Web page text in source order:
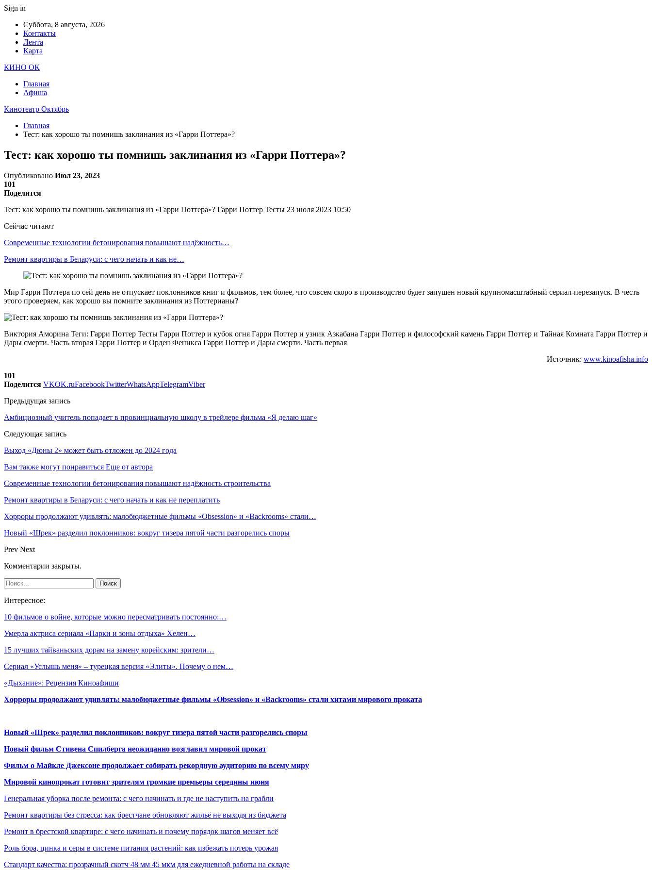
Sign in
Суббота, 8 августа, 2026
Контакты
Лента
Карта
КИНО ОК
Главная
Афиша
Кинотеатр Октябрь
Главная
Тест: как хорошо ты помнишь заклинания из «Гарри Поттера»?
Тест: как хорошо ты помнишь заклинания из «Гарри Поттера»?
Опубликовано Июл 23, 2023
101
Поделится
Тест: как хорошо ты помнишь заклинания из «Гарри Поттера»? Гарри Поттер Тесты 23 июля 2023 10:50
Сейчас читают
Современные технологии бетонирования повышают надёжность…
Ремонт квартиры в Беларуси: с чего начать и как не…
Мир Гарри Поттера по сей день не отпускает поклонников книг и фильмов, тем более, что совсем скоро в производство будет запущен новый крупномасштабный сериал-перезапуск. В честь
этого проверяем, как хорошо вы помните заклинания из Поттерианы?
Виктория Аморина Теги: Гарри Поттер Тесты Гарри Поттер и кубок огня Гарри Поттер и узник Азкабана Гарри Поттер и философский камень Гарри Поттер и Тайная Комната Гарри Поттер и
Дары смерти. Часть вторая Гарри Поттер и Орден Феникса Гарри Поттер и Дары смерти. Часть первая
Источник: www.kinoafisha.info
101
Поделится VKOK.ruFacebookTwitterWhatsAppTelegramViber
Предыдущая запись
Амбициозный учитель попадает в провинциальную школу в трейлере фильма «Я делаю шаг»
Следующая запись
Выход «Дюны 2» может быть отложен до 2024 года
Вам также могут понравиться Еще от автора
Современные технологии бетонирования повышают надёжность строительства
Ремонт квартиры в Беларуси: с чего начать и как не переплатить
Хорроры продолжают удивлять: малобюджетные фильмы «Obsession» и «Backrooms» стали…
Новый «Шрек» разделил поклонников: вокруг тизера пятой части разгорелись споры
Prev Next
Комментарии закрыты.
Интересное:
10 фильмов о войне, которые можно пересматривать постоянно:…
Умерла актриса сериала «Парки и зоны отдыха» Хелен…
15 лучших тайваньских дорам на замену корейским: зрители…
Сериал «Услышь меня» – турецкая версия «Элиты». Почему о нем…
«Дыхание»: Рецензия Киноафиши
Хорроры продолжают удивлять: малобюджетные фильмы «Obsession» и «Backrooms» стали хитами мирового проката
Новый «Шрек» разделил поклонников: вокруг тизера пятой части разгорелись споры
Новый фильм Стивена Спилберга неожиданно возглавил мировой прокат
Фильм о Майкле Джексоне продолжает собирать рекордную аудиторию по всему миру
Мировой кинопрокат готовит зрителям громкие премьеры середины июня
Генеральная уборка после ремонта: с чего начинать и где не наступить на грабли
Ремонт квартиры без стресса: как брестчане обновляют жильё не выходя из бюджета
Ремонт в брестской квартире: с чего начинать и почему порядок шагов меняет всё
Роль бора, цинка и серы в системе питания растений: как избежать потерь урожая
Стандарт качества: прозрачный скотч 48 мм 45 мкм для ежедневной работы на складе